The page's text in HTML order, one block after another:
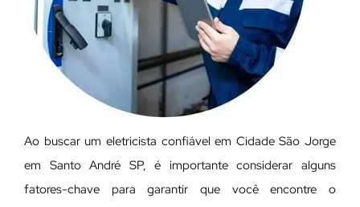
Ao buscar um eletricista confiável em Cidade São Jorge
em Santo André SP, é importante considerar alguns
fatores-chave para garantir que você encontre o